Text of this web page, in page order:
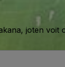
joten voit